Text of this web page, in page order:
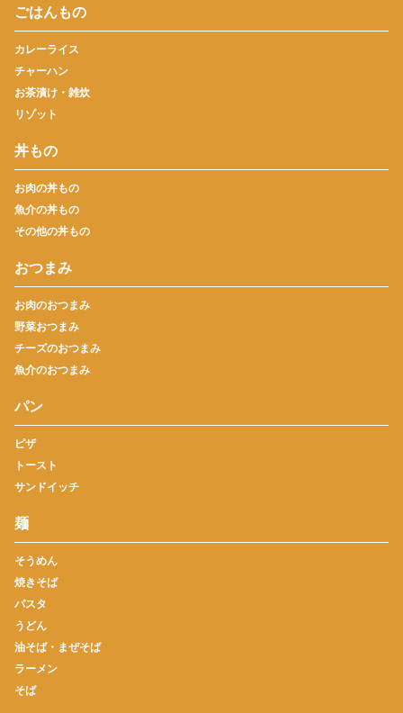
ごはんもの
カレーライス
チャーハン
お茶漬け・雑炊
リゾット
丼もの
お肉の丼もの
魚介の丼もの
その他の丼もの
おつまみ
お肉のおつまみ
野菜おつまみ
チーズのおつまみ
魚介のおつまみ
パン
ピザ
トースト
サンドイッチ
麺
そうめん
焼きそば
パスタ
うどん
油そば・まぜそば
ラーメン
そば